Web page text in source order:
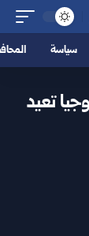
سياسة
تعيد